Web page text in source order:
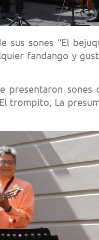
sus sones “El
fandango y
presentaron sones
trompito, La